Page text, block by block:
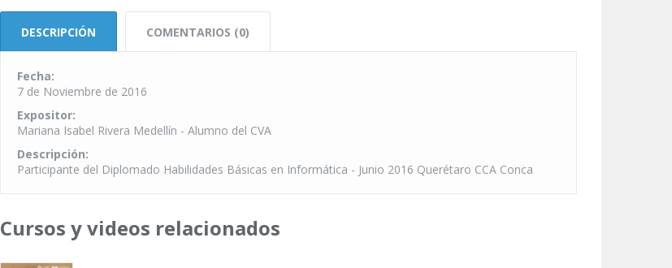
DESCRIPCIÓN COMENTARIOS (0)
Fecha:
7 de Noviembre de 2016
Expositor:
Mariana Isabel Rivera Medellín - Alumno del CVA
Descripción:
Participante del Diplomado Habilidades Básicas en Informática - Junio 2016 Querétaro CCA Conca
Cursos y videos relacionados